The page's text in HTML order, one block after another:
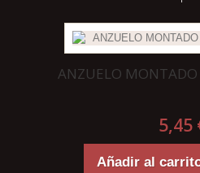
ANZUELO
5,45
Añadir al